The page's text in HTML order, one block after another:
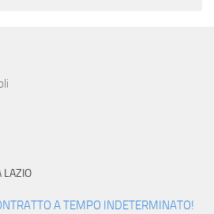
LAZIO
A TEMPO INDETERMINATO!